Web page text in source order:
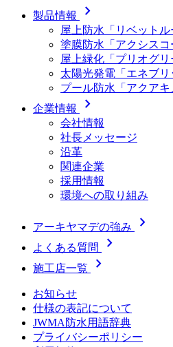
製品情報 chevron_right
屋上防水「リベットル
塗膜防水「アクシスコ
屋上緑化「プリオグリ
太陽光発電「エネブリ
プール防水「アクアキ
企業情報
chevron_right
会社情報
社長メッセージ
沿革
関連企業
採用情報
環境への取り組み
アーキヤマデの強み chevron_right
よくある質問 chevron_right
施工店一覧 chevron_right
お知らせ
仕様の表記について
JWMA防水用語辞典
プライバシーポリシー